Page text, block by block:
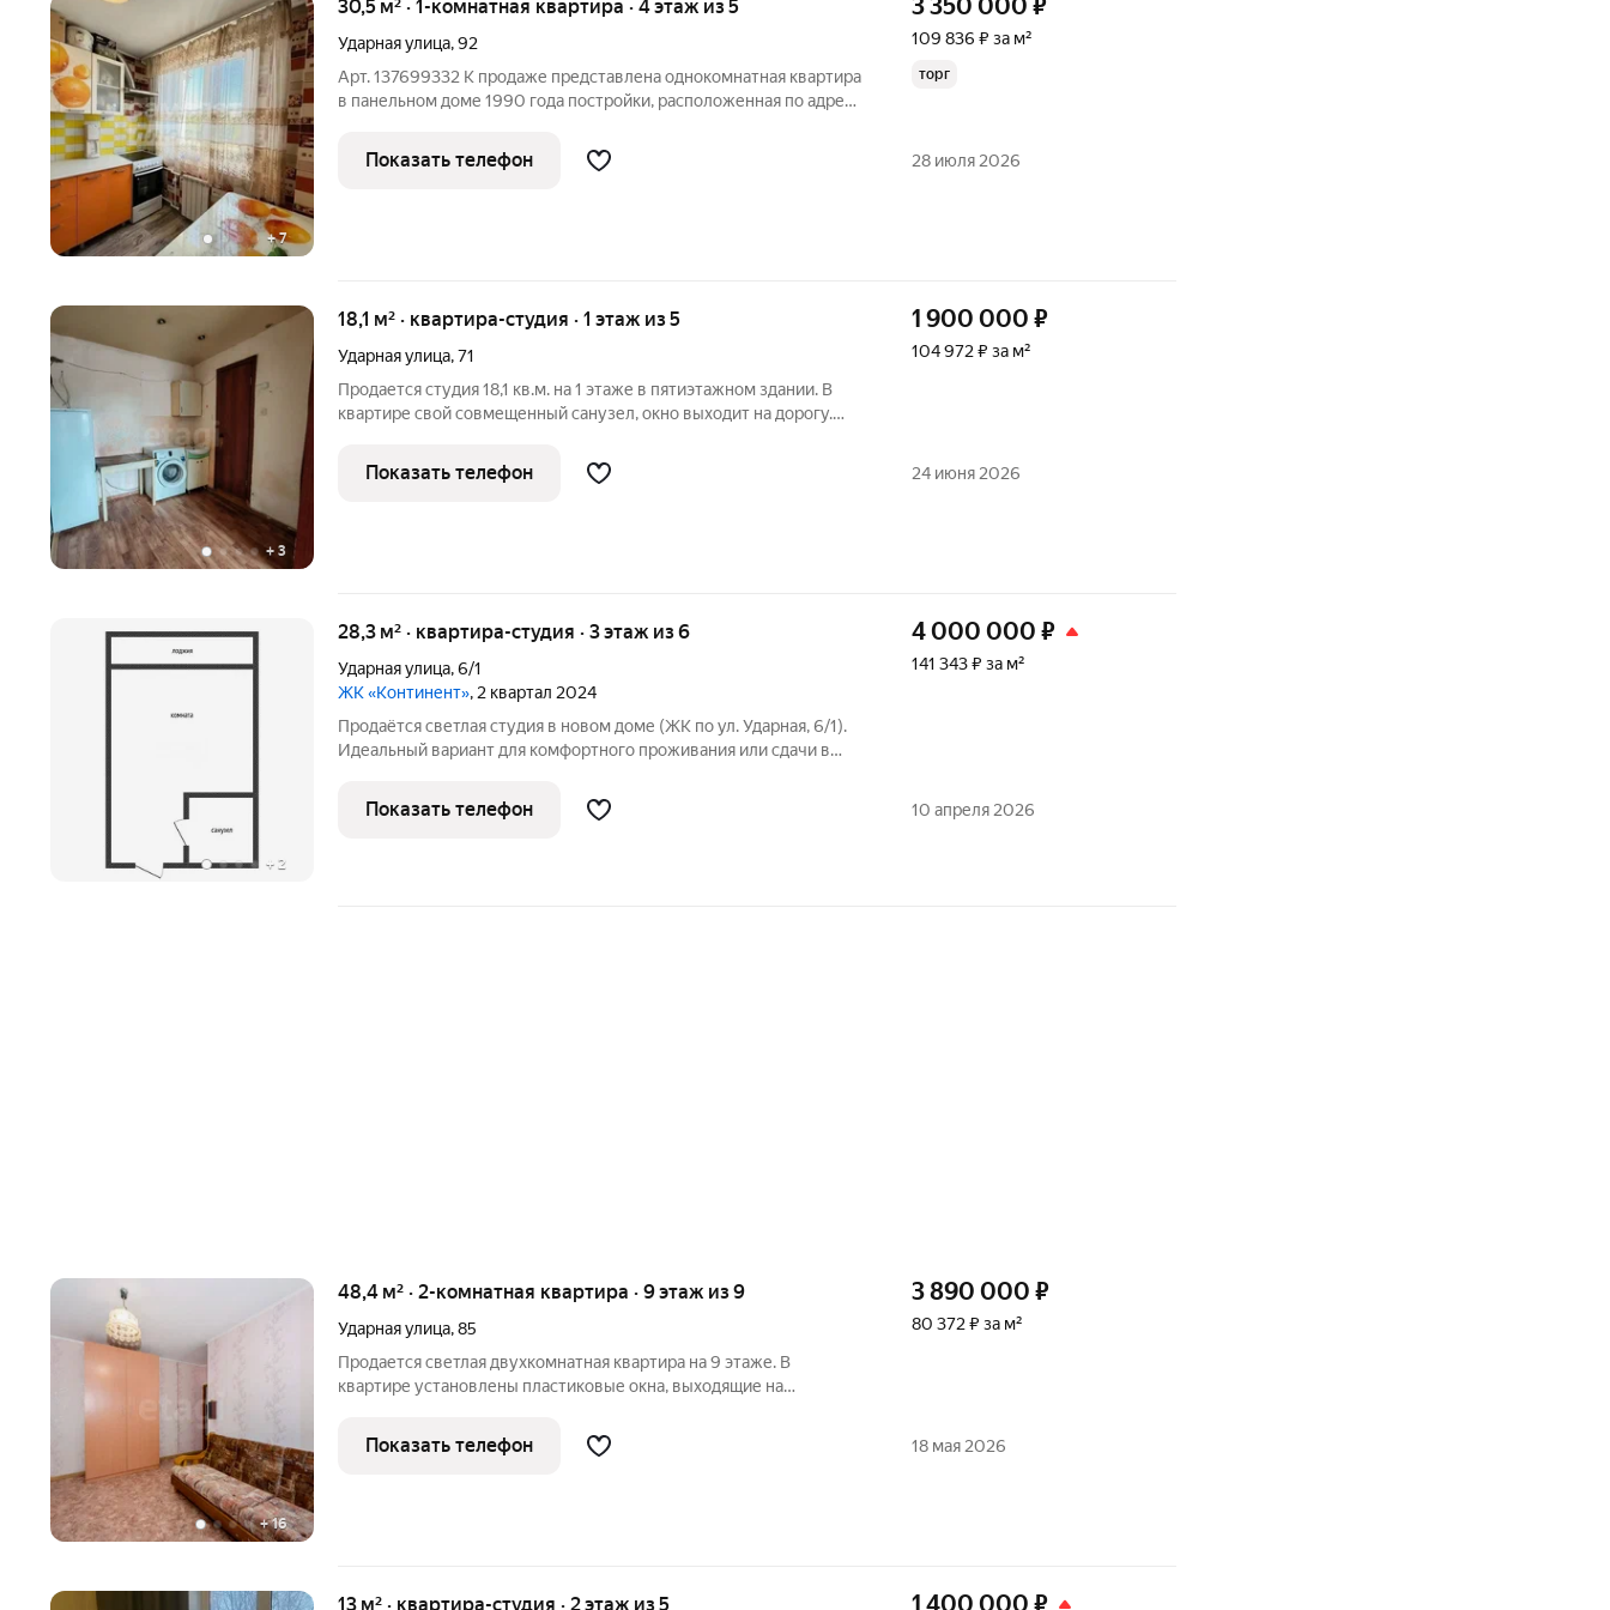
+7
30,5 м² · 1-комнатная квартира · 4 этаж из 5
Ударная улица,92
Арт. 137699332 К продаже представлена однокомнатная квартира
в панельном доме 1990 года постройки, расположенная по адресу
3 350 000 ₽
109 836 ₽ за м²
торг
Показать телефон 28 июля 2026
+ 3
18,1 м² · квартира-студия · 1 этаж из 5
Ударная улица,71
Продается студия 18,1 кв.м. на 1 этаже в пятиэтажном здании. В
квартире свой совмещенный санузел, окно выходит на дорогу.
магазины в шаговой доступности. Хорошая транспортная
развязка, в 5
1 900 000 ₽
104 972 ₽ за м²
Показать телефон 24 июня 2026
+ 2
28,3 м² · квартира-студия · 3 этаж из 6
Ударная улица,6/1
ЖК «Континент», 2 квартал 2024
Продаётся светлая студия в новом доме (ЖК по ул. Ударная, 6/1).
Идеальный вариант для комфортного проживания или сдачи в
4 000 000 ₽
141 343 ₽ за м²
Показать телефон 10 апреля 2026
+16
48,4 м² · 2-комнатная квартира · 9 этаж из 9
Ударная улица,85
Продается светлая двухкомнатная квартира на 9 этаже. В
квартире установлены пластиковые окна, выходящие на
стояки и внутриквартирная разводка. Практичная планировка
включает изолированные
3 890 000 ₽
80 372 ₽ за м²
Показать телефон 18 мая 2026
13 м² · квартира-студия · 2 этаж из 5 1 400 000 ₽